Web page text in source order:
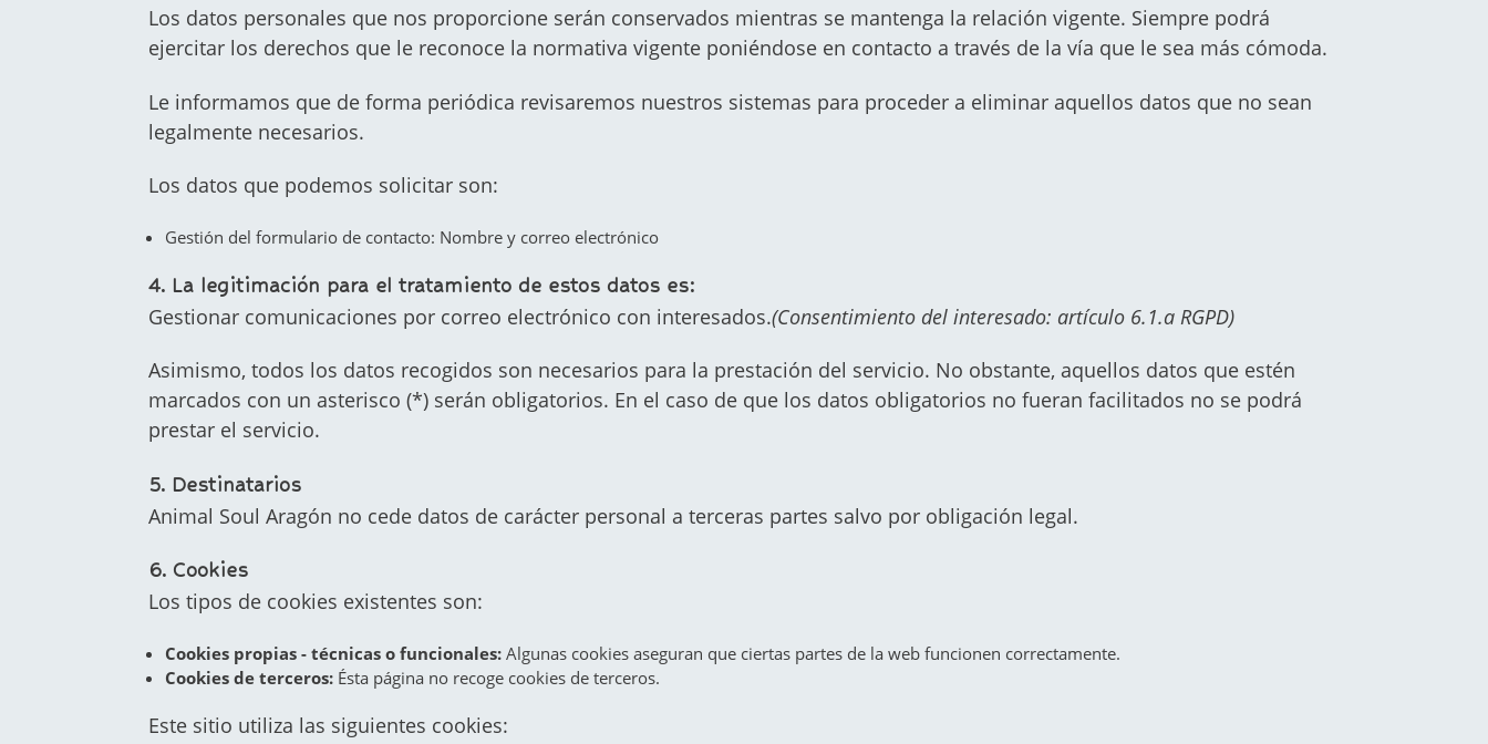
Los datos personales que nos proporcione serán conservados mientras se mantenga la relación vigente. Siempre podrá
ejercitar los derechos que le reconoce la normativa vigente poniéndose en contacto a través de la vía que le sea más cómoda.
Le informamos que de forma periódica revisaremos nuestros sistemas para proceder a eliminar aquellos datos que no sean
legalmente necesarios.
Los datos que podemos solicitar son:
Gestión del formulario de contacto: Nombre y correo electrónico
4. La legitimación para el tratamiento de estos datos es:
Gestionar comunicaciones por correo electrónico con interesados.(Consentimiento del interesado: artículo 6.1.a RGPD)
Asimismo, todos los datos recogidos son necesarios para la prestación del servicio. No obstante, aquellos datos que estén
marcados con un asterisco (*) serán obligatorios. En el caso de que los datos obligatorios no fueran facilitados no se podrá
prestar el servicio.
5. Destinatarios
Animal Soul Aragón no cede datos de carácter personal a terceras partes salvo por obligación legal.
6. Cookies
Los tipos de cookies existentes son:
Cookies propias - técnicas o funcionales:Algunas cookies aseguran que ciertas partes de la web funcionen correctamente.
Cookies de terceros: Ésta página no recoge cookies de terceros.
Este sitio utiliza las siguientes cookies: